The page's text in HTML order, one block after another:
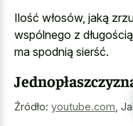
Ilość włosów, jaką
wspólnego z
ma spodnią sierść.
Źródło: youtube.com